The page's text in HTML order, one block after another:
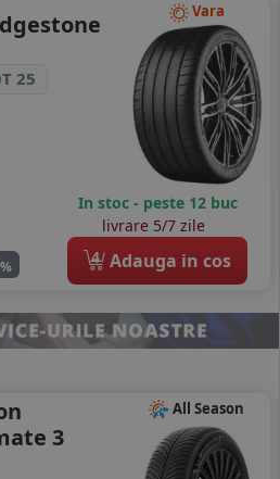
Vara
25
%
In stoc - peste 12 buc
livrare 5/7 zile
4 Adauga in cos
All Season
3